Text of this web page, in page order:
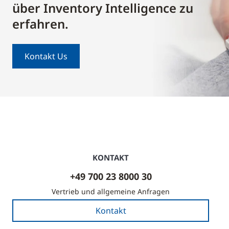
über Inventory Intelligence zu
erfahren.
Kontakt Us
KONTAKT
+49 700 23 8000 30
Vertrieb und allgemeine Anfragen
Kontakt